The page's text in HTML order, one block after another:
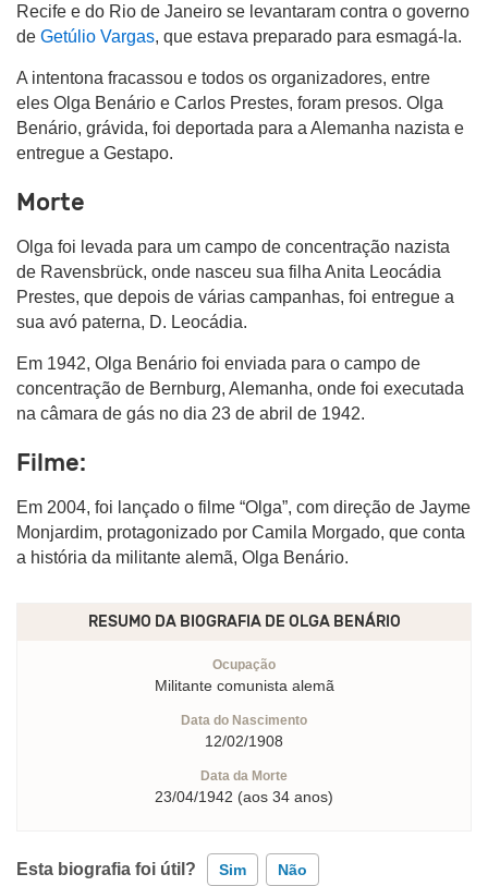
Recife e do Rio de Janeiro se levantaram contra o governo
de Getúlio Vargas, que estava preparado para esmagá-la.
A intentona fracassou e todos os organizadores, entre
eles Olga Benário e Carlos Prestes, foram presos. Olga
Benário, grávida, foi deportada para a Alemanha nazista e
entregue a Gestapo.
Morte
Olga foi levada para um campo de concentração nazista
de Ravensbrück, onde nasceu sua filha Anita Leocádia
Prestes, que depois de várias campanhas, foi entregue a
sua avó paterna, D. Leocádia.
Em 1942, Olga Benário foi enviada para o campo de
concentração de Bernburg, Alemanha, onde foi executada
na câmara de gás no dia 23 de abril de 1942.
Filme:
Em 2004, foi lançado o filme “Olga”, com direção de Jayme
Monjardim, protagonizado por Camila Morgado, que conta
a história da militante alemã, Olga Benário.
RESUMO DA BIOGRAFIA DE OLGA BENÁRIO
Ocupação
Militante comunista alemã
Data do Nascimento
12/02/1908
Data da Morte
23/04/1942 (aos 34 anos)
Esta biografia foi útil? Sim Não